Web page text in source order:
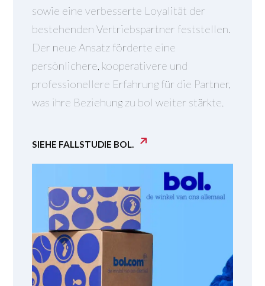
sowie eine verbesserte Loyalität der
bestehenden Vertriebspartner feststellen.
Der neue Ansatz förderte eine
persönlichere, kooperativere und
professionellere Erfahrung für die Partner,
was ihre Beziehung zu bol weiter stärkte.
SIEHE FALLSTUDIE BOL.